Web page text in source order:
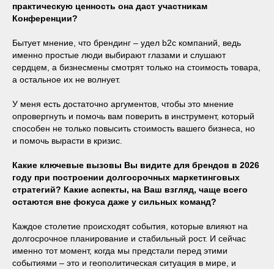
практическую ценность она даст участникам
Конференции?
Бытует мнение, что брендинг – удел b2c компаний, ведь
именно простые люди выбирают глазами и слушают
сердцем, а бизнесмены смотрят только на стоимость товара,
а остальное их не волнует.
У меня есть достаточно аргументов, чтобы это мнение
опровергнуть и помочь вам поверить в инструмент, который
способен не только повысить стоимость вашего бизнеса, но
и помочь вырасти в кризис.
Какие ключевые вызовы Вы видите для брендов в 2026
году при построении долгосрочных маркетинговых
стратегий? Какие аспекты, на Ваш взгляд, чаще всего
остаются вне фокуса даже у сильных команд?
Каждое столетие происходят события, которые влияют на
долгосрочное планирование и стабильный рост. И сейчас
именно тот момент, когда мы предстали перед этими
событиями – это и геополитическая ситуация в мире, и